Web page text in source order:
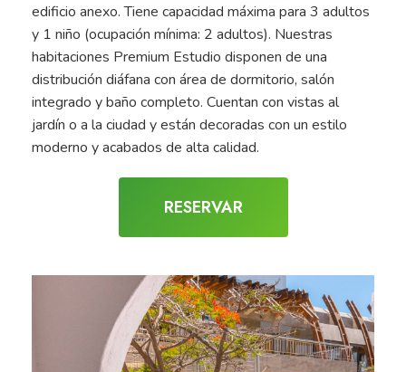
edificio anexo. Tiene capacidad máxima para 3 adultos
y 1 niño (ocupación mínima: 2 adultos). Nuestras
habitaciones Premium Estudio disponen de una
distribución diáfana con área de dormitorio, salón
integrado y baño completo. Cuentan con vistas al
jardín o a la ciudad y están decoradas con un estilo
moderno y acabados de alta calidad.
RESERVAR